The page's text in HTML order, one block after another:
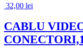
32,00 lei
CABLU